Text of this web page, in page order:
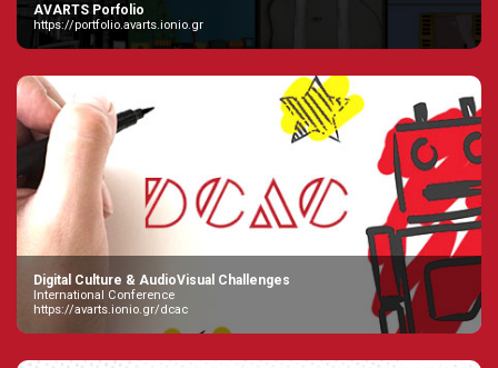
AVARTS Porfolio
https://portfolio.avarts.ionio.gr
Digital Culture & AudioVisual Challenges
International Conference
https://avarts.ionio.gr/dcac